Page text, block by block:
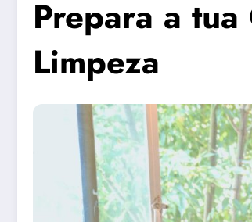
Prepara a
Limpeza